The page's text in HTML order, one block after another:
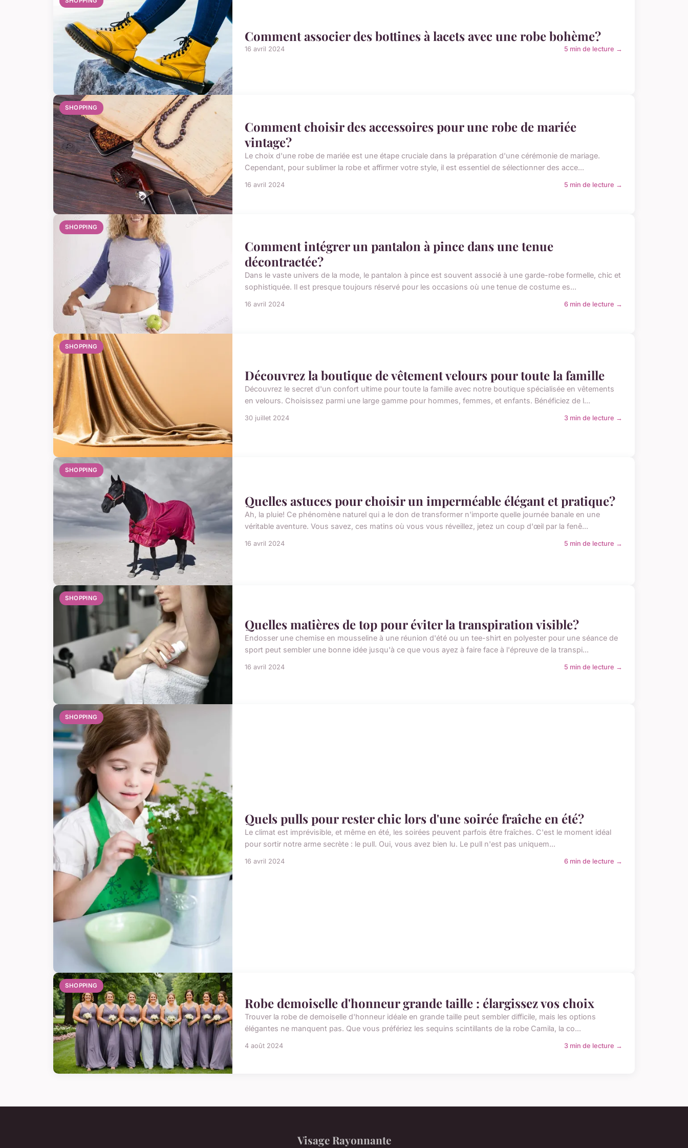
Comment associer des bottines à lacets avec une robe bohème?
16 avril 2024 5 min de lecture →
SHOPPING
Comment choisir des accessoires pour une robe de mariée
vintage?
Le choix d'une robe de mariée est une étape cruciale dans la préparation d'une cérémonie de mariage.
Cependant, pour sublimer la robe et affirmer votre style, il est essentiel de sélectionner des acce...
16 avril 2024 5 min de lecture →
SHOPPING
Comment intégrer un pantalon à pince dans une tenue
décontractée?
Dans le vaste univers de la mode, le pantalon à pince est souvent associé à une garde-robe formelle, chic et
sophistiquée. Il est presque toujours réservé pour les occasions où une tenue de costume es...
16 avril 2024 6 min de lecture →
SHOPPING
Découvrez la boutique de vêtement velours pour toute la famille
Découvrez le secret d'un confort ultime pour toute la famille avec notre boutique spécialisée en vêtements
en velours. Choisissez parmi une large gamme pour hommes, femmes, et enfants. Bénéficiez de l...
30 juillet 2024 3 min de lecture →
SHOPPING
Quelles astuces pour choisir un imperméable élégant et pratique?
Ah, la pluie! Ce phénomène naturel qui a le don de transformer n'importe quelle journée banale en une
véritable aventure. Vous savez, ces matins où vous vous réveillez, jetez un coup d'œil par la fenê...
16 avril 2024 5 min de lecture →
SHOPPING
Quelles matières de top pour éviter la transpiration visible?
Endosser une chemise en mousseline à une réunion d'été ou un tee-shirt en polyester pour une séance de
sport peut sembler une bonne idée jusqu'à ce que vous ayez à faire face à l'épreuve de la transpi...
16 avril 2024 5 min de lecture →
SHOPPING
Quels pulls pour rester chic lors d'une soirée fraîche en été?
Le climat est imprévisible, et même en été, les soirées peuvent parfois être fraîches. C'est le moment idéal
pour sortir notre arme secrète : le pull. Oui, vous avez bien lu. Le pull n'est pas uniquem...
16 avril 2024 6 min de lecture →
SHOPPING
Robe demoiselle d'honneur grande taille : élargissez vos choix
Trouver la robe de demoiselle d'honneur idéale en grande taille peut sembler difficile, mais les options
élégantes ne manquent pas. Que vous préfériez les sequins scintillants de la robe Camila, la co...
4 août 2024 3 min de lecture →
Visage Rayonnante